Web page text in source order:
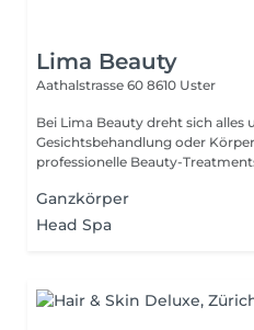
Lima Beauty
Aathalstrasse 60 8610 Uster
Bei Lima Beauty dreht sich alles
Gesichtsbehandlung oder Körperformung
professionelle Beauty-
Ganzkörper
Head Spa